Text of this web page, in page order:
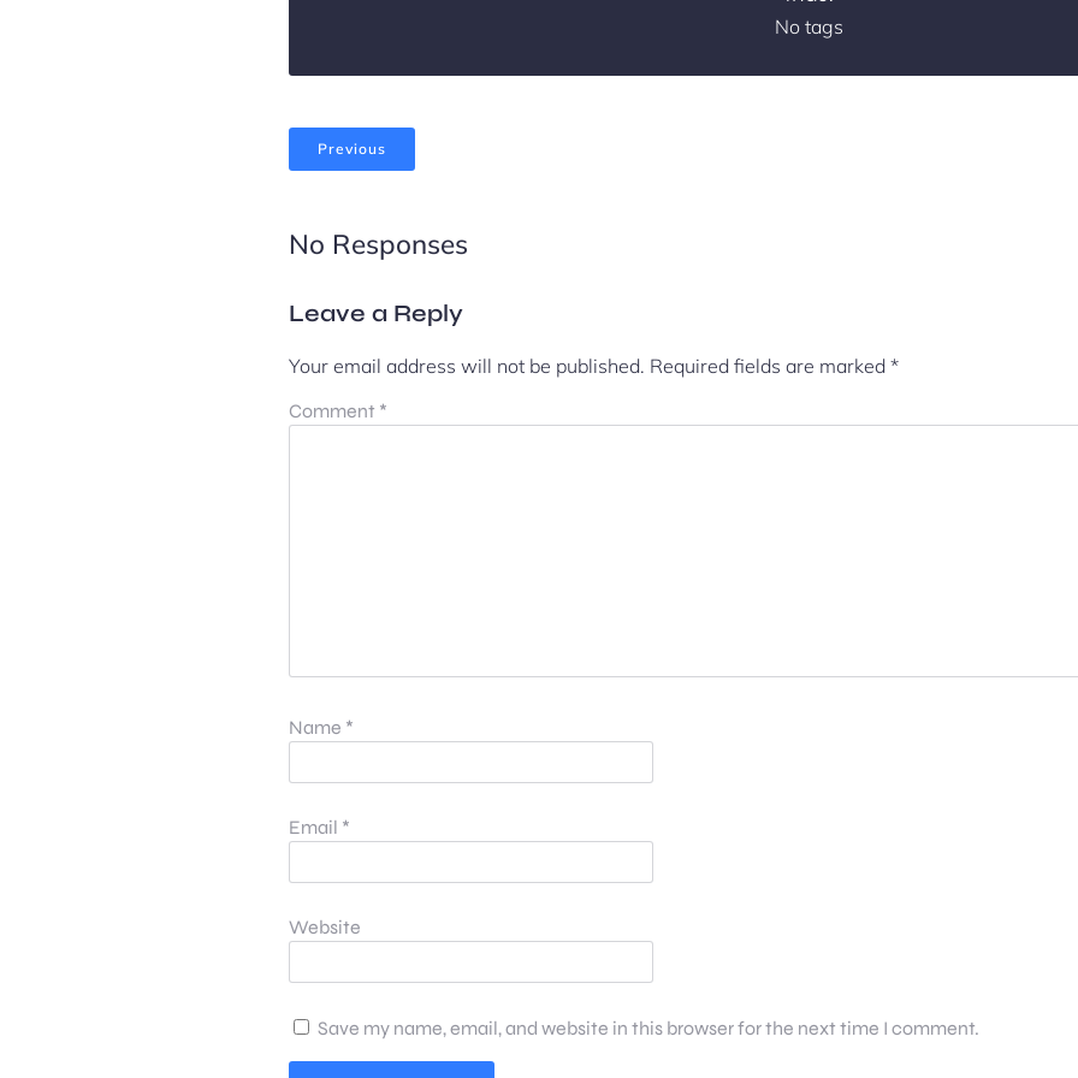
No tags
Previous
No Responses
Leave a Reply
Your email address will not be published. Required fields are marked *
Comment *
Name *
Email *
Website
Save my name, email, and website in this browser for the next time I comment.